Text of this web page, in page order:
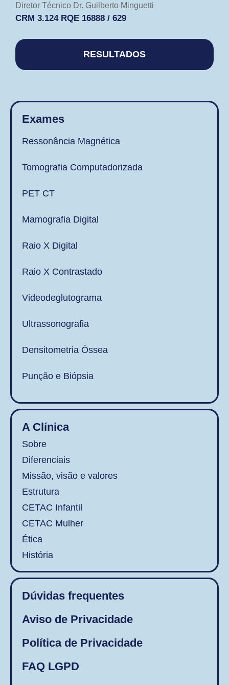
Diretor Técnico Dr. Guilberto Minguetti
CRM 3.124 RQE 16888 / 629​
RESULTADOS
Exames
Ressonância Magnética
Tomografia Computadorizada
PET CT
Mamografia Digital
Raio X Digital
Raio X Contrastado
Videodeglutograma
Ultrassonografia
Densitometria Óssea
Punção e Biópsia
A Clínica
Sobre
Diferenciais
Missão, visão e valores
Estrutura
CETAC Infantil
CETAC Mulher
Ética
História
Dúvidas frequentes
Aviso de Privacidade
Política de Privacidade
FAQ LGPD